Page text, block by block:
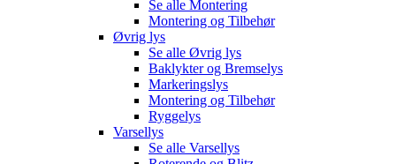
Se alle Montering
Montering og Tilbehør
Øvrig lys
Se alle Øvrig lys
Baklykter og Bremselys
Markeringslys
Montering og Tilbehør
Ryggelys
Varsellys
Se alle Varsellys